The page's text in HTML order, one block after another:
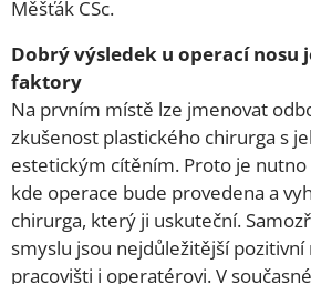
Měšťák CSc.
Dobrý výsledek u operací nosu
faktory
Na prvním místě lze jmenovat
zkušenost plastického chirurga s
estetickým cítěním. Proto je nutno
kde operace bude provedena a
chirurga, který ji uskuteční.
smyslu jsou nejdůležitější
pracovišti i operatérovi. V